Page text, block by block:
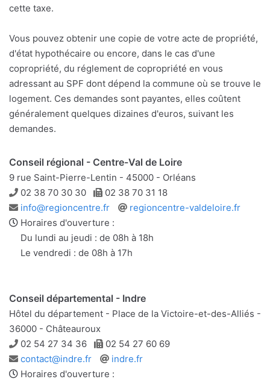
cette taxe.
Vous pouvez obtenir une copie de votre acte de propriété,
d'état hypothécaire ou encore, dans le cas d'une
copropriété, du réglement de copropriété en vous
adressant au SPF dont dépend la commune où se trouve le
logement. Ces demandes sont payantes, elles coûtent
généralement quelques dizaines d'euros, suivant les
demandes.
Conseil régional - Centre-Val de Loire
9 rue Saint-Pierre-Lentin - 45000 - Orléans
Téléphone
02 38 70 30 30 Télécopie
02 38 70 31 18
Adresse
e-
mail
info@regioncentre.fr
Site
regioncentre-valdeloire.fr
Horaires d'ouverture :
Du lundi au jeudi : de 08h à 18h
Le vendredi : de 08h à 17h
Conseil départemental - Indre
Hôtel du département - Place de la Victoire-et-des-Alliés -
36000 - Châteauroux
Téléphone
02 54 27 34 36 Télécopie
02 54 27 60 69
Adresse
e-
contact@indre.fr
Site
web
indre.fr
Horaires d'ouverture :